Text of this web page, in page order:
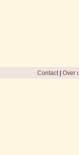
Contact| Over